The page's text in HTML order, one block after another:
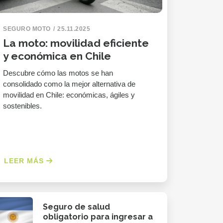
SEGURO MOTO 25.11.2025
La moto: movilidad eficiente
y económica en Chile
Descubre cómo las motos se han
consolidado como la mejor alternativa de
movilidad en Chile: económicas, ágiles y
sostenibles.
LEER MÁS
Seguro de salud
obligatorio para ingresar a